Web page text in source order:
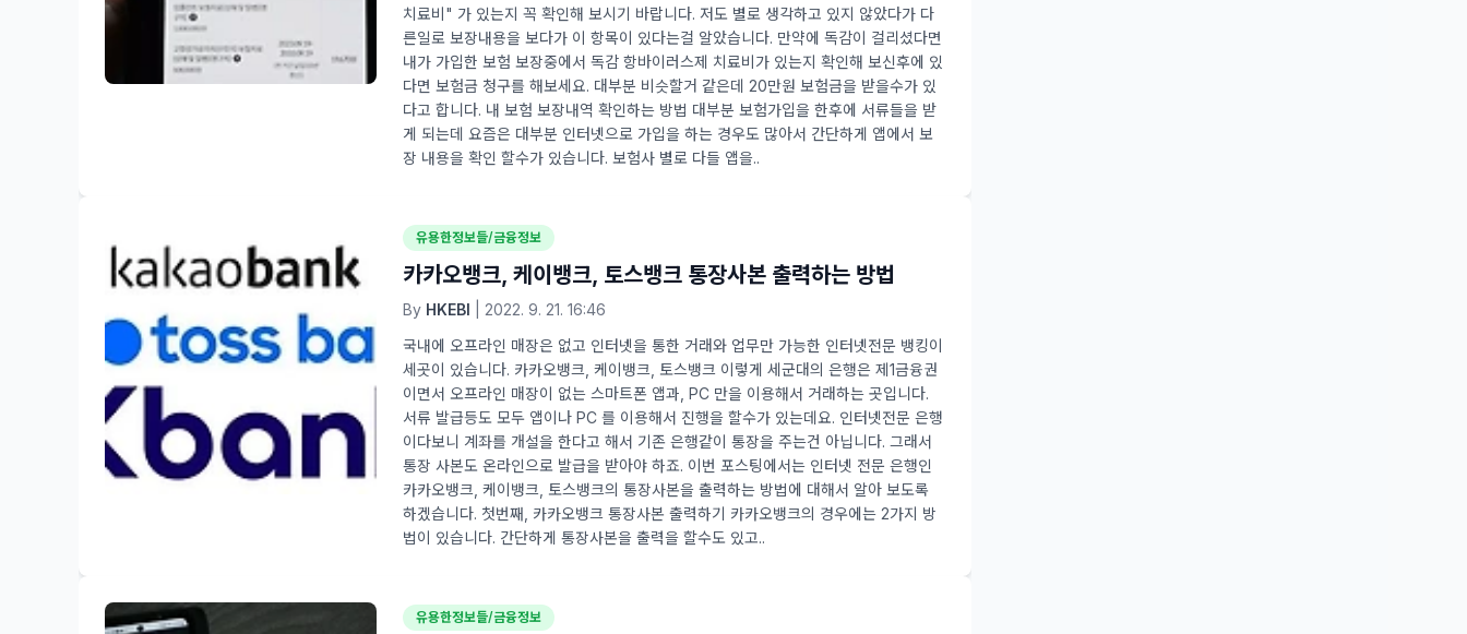
치료비" 가 있는지 꼭 확인해 보시기 바랍니다. 저도 별로 생각하고 있지 않았다가 다
른일로 보장내용을 보다가 이 항목이 있다는걸 알았습니다. 만약에 독감이 걸리셨다면
내가 가입한 보험 보장중에서 독감 항바이러스제 치료비가 있는지 확인해 보신후에 있
다면 보험금 청구를 해보세요. 대부분 비슷할거 같은데 20만원 보험금을 받을수가 있
다고 합니다. 내 보험 보장내역 확인하는 방법 대부분 보험가입을 한후에 서류들을 받
게 되는데 요즘은 대부분 인터넷으로 가입을 하는 경우도 많아서 간단하게 앱에서 보
장 내용을 확인 할수가 있습니다. 보험사 별로 다들 앱을..
유용한정보들/금융정보
카카오뱅크, 케이뱅크, 토스뱅크 통장사본 출력하는 방법
By HKEBI | 2022. 9. 21. 16:46
국내에 오프라인 매장은 없고 인터넷을 통한 거래와 업무만 가능한 인터넷전문 뱅킹이
세곳이 있습니다. 카카오뱅크, 케이뱅크, 토스뱅크 이렇게 세군대의 은행은 제1금융권
이면서 오프라인 매장이 없는 스마트폰 앱과, PC 만을 이용해서 거래하는 곳입니다.
서류 발급등도 모두 앱이나 PC 를 이용해서 진행을 할수가 있는데요. 인터넷전문 은행
이다보니 계좌를 개설을 한다고 해서 기존 은행같이 통장을 주는건 아닙니다. 그래서
통장 사본도 온라인으로 발급을 받아야 하죠. 이번 포스팅에서는 인터넷 전문 은행인
카카오뱅크, 케이뱅크, 토스뱅크의 통장사본을 출력하는 방법에 대해서 알아 보도록
하겠습니다. 첫번째, 카카오뱅크 통장사본 출력하기 카카오뱅크의 경우에는 2가지 방
법이 있습니다. 간단하게 통장사본을 출력을 할수도 있고..
유용한정보들/금융정보